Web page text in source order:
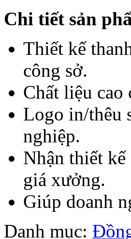
Chi tiết sản
Thiết kế
công sở.
Chất liệu cao
Logo in/thêu
nghiệp.
Nhận thiết
giá xưởng.
Giúp doanh
Danh mục: